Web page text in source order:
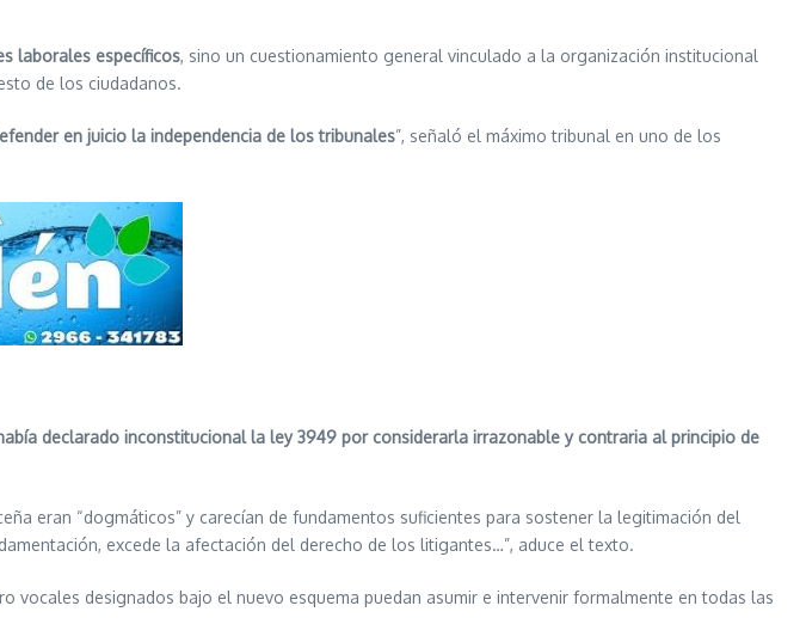
laborales específicos, sino un cuestionamiento general vinculado a la organización institucional
de los ciudadanos.
en juicio la independencia de los tribunales”, señaló el máximo tribunal en uno de los
declarado inconstitucional la ley 3949 por considerarla irrazonable y contraria al principio de
eran “dogmáticos” y carecían de fundamentos suficientes para sostener la legitimación del
excede la afectación del derecho de los litigantes…”, aduce el texto.
designados bajo el nuevo esquema puedan asumir e intervenir formalmente en todas las